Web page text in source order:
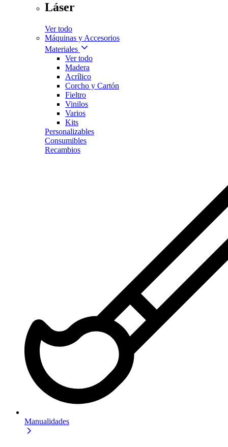
Láser
Ver todo
Máquinas y Accesorios
Materiales
Ver todo
Madera
Acrílico
Corcho y Cartón
Fieltro
Vinilos
Varios
Kits
Personalizables
Consumibles
Recambios
Manualidades